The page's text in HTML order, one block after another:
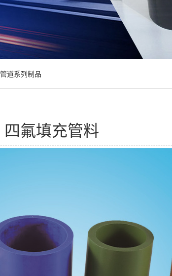
道系列制品
四氟填充管料